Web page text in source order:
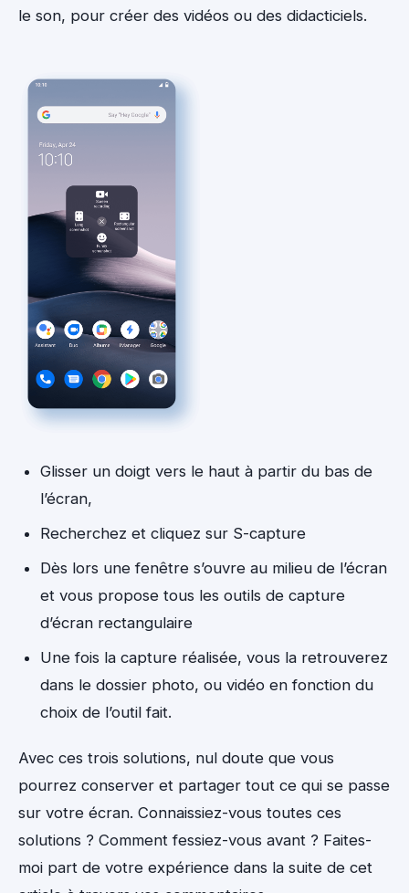
le son, pour créer des vidéos ou des didacticiels.
Glisser un doigt vers le haut à partir du bas de
l’écran,
Recherchez et cliquez sur S-capture
Dès lors une fenêtre s’ouvre au milieu de l’écran
et vous propose tous les outils de capture
d’écran rectangulaire
Une fois la capture réalisée, vous la retrouverez
dans le dossier photo, ou vidéo en fonction du
choix de l’outil fait.
Avec ces trois solutions, nul doute que vous
pourrez conserver et partager tout ce qui se passe
sur votre écran. Connaissiez-vous toutes ces
solutions ? Comment fessiez-vous avant ? Faites-
moi part de votre expérience dans la suite de cet